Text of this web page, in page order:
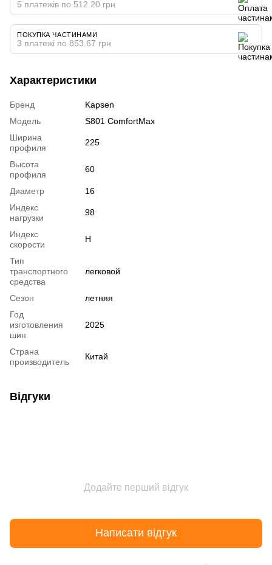
5 платежів по 512.20 грн
ПОКУПКА ЧАСТИНАМИ
3 платежі по 853.67 грн
Характеристики
Бренд
Kapsen
Модель
S801 ComfortMax
Ширина
профиля
225
Высота
профиля
60
Диаметр
16
Индекс
нагрузки
98
Индекс
скорости
H
Тип
транспортного
средства
легковой
Сезон
летняя
Год
изготовления
шин
2025
Страна
производитель
Китай
Відгуки
Додайте перший відгук
Написати відгук